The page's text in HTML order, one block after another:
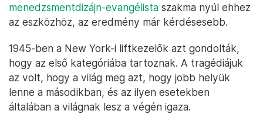
menedzsmentdizájn-evangélista szakma nyúl ehhez
az eszközhöz, az eredmény már kérdésesebb.
1945-ben a New York-i liftkezelők azt gondolták,
hogy az első kategóriába tartoznak. A tragédiájuk
az volt, hogy a világ meg azt, hogy jobb helyük
lenne a másodikban, és az ilyen esetekben
általában a világnak lesz a végén igaza.